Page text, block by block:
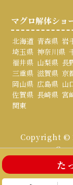
た
マグロ解体ショ
北海道 青森県 岩
埼玉県 神奈川県
福井県 山梨県 長
三重県 滋賀県 京
岡山県 広島県 山
佐賀県 長崎県 宮
関東
Copyright ©